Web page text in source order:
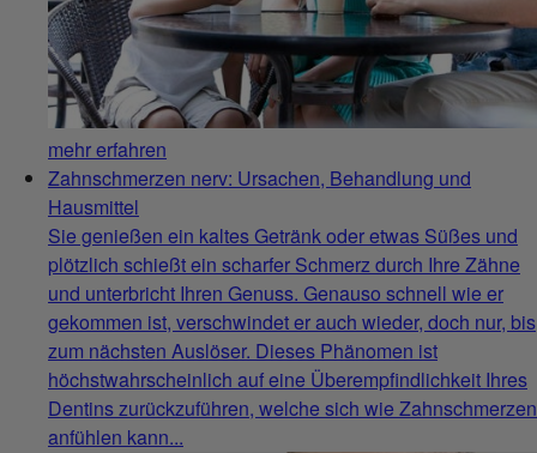
mehr erfahren
Zahnschmerzen nerv: Ursachen, Behandlung und
Hausmittel
Sie genießen ein kaltes Getränk oder etwas Süßes und
plötzlich schießt ein scharfer Schmerz durch Ihre Zähne
und unterbricht Ihren Genuss. Genauso schnell wie er
gekommen ist, verschwindet er auch wieder, doch nur, bis
zum nächsten Auslöser. Dieses Phänomen ist
höchstwahrscheinlich auf eine Überempfindlichkeit Ihres
Dentins zurückzuführen, welche sich wie Zahnschmerzen
anfühlen kann...